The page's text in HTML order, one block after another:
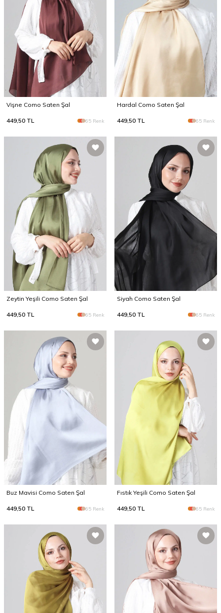
Vişne Como Saten Şal
449,50 TL 65 Renk
Hardal Como Saten Şal
449,50 TL 65 Renk
Zeytin Yeşili Como Saten Şal
449,50 TL 65 Renk
Siyah Como Saten Şal
449,50 TL 65 Renk
Buz Mavisi Como Saten Şal
449,50 TL 65 Renk
Fıstık Yeşili Como Saten Şal
449,50 TL 65 Renk